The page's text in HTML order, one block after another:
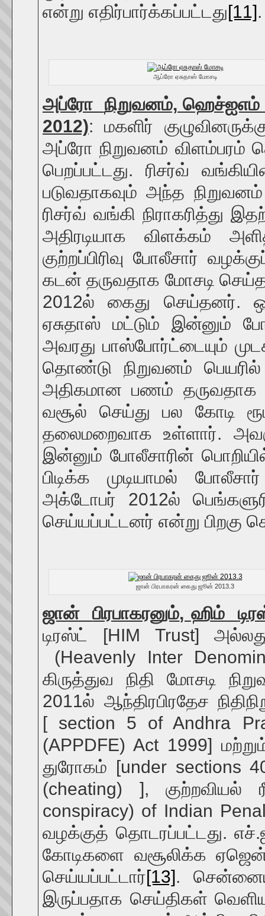
என்று எதிர்பார்க்கப்பட்டது[11].
ஆப்ரோ ஏசுதாஸ் மோசடி
அப்ரோ நிறுவனம்,
2012): மகளிர்
அப்ரோ நிறுவனம் விளம்பரம்
பெறப்பட்டது. ரிசர்வ்
படுவதாகவும் அந்த
ரிசர்வ் வங்கி நிராகரித்து
அதிரடியாக விளக்கம்
குற்றப்பிரிவு போலீசார்
கடன் தருவதாக மோசடி
2012ல் கைது செய்தனர்.
ஏசுதாஸ் மட்டும் இன்னும்
அவரது பாஸ்போர்ட்டையும்
தொண்டு நிறுவனம்
அதிகமான பணம் தருவதாக
வசூல் செய்து பல கோடி
தலைமறைவாக உள்ளார்.
இன்னும் போலீசாரின்
பிடிக்க முடியாமல்
அக்டோபர் 2012ல்
செய்யப்பட்டனர் என்று பிறகு
ஜான் பிரபாகரன் கைது ஜூன் 2013.3
ஜான்பிரபாகரனும், ஹிம்
டிரஸ்ட் [HIM Trust]
(Heavenly Inter
கிருத்துவ நிதி மோசடி
2011ல் ஆந்திரபிரதேச
[ section 5 of Andhra
(APPDFE) Act 1999]
துரோகம் [under sections
(cheating) ], குற்றவியல்
conspiracy) of Indian
வழக்குத் தொடரப்பட்டது.
கோடிகளை வசூலிக்க
செய்யப்பட்டார்[13].
இருப்பதாக செய்திகள்